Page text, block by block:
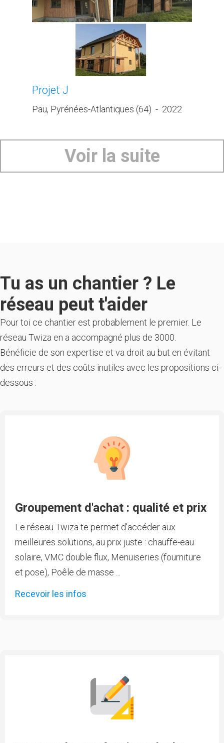
Projet J
Pau, Pyrénées-Atlantiques (64) - 2022
Voir la suite
Tu as un chantier ? Le
réseau peut t'aider
Pour toi ce chantier est probablement le premier. Le
réseau Twiza en a accompagné plus de 3000.
Bénéficie de son expertise et va droit au but en évitant
des erreurs et des coûts inutiles avec les propositions ci-
dessous :
Groupement d'achat : qualité et prix
Le réseau Twiza te permet d'accéder aux
meilleures solutions, au prix juste : chauffe-eau
solaire, VMC double flux, Menuiseries (fourniture
et pose), Poêle de masse ...
Recevoir les infos